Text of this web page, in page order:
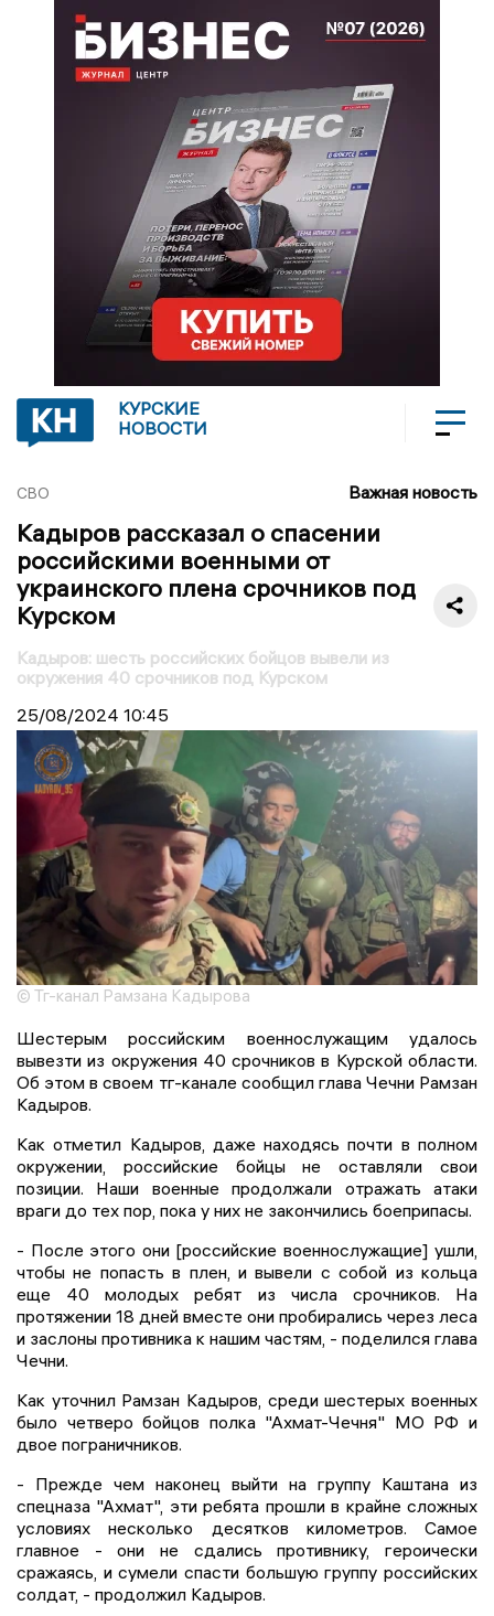
КУРСКИЕ
НОВОСТИ
СВО Важная новость
Кадыров рассказал о спасении
российскими военными от
украинского плена срочников под
Курском
Кадыров: шесть российских бойцов вывели из
окружения 40 срочников под Курском
25/08/2024 10:45
© Тг-канал Рамзана Кадырова
Шестерым российским военнослужащим удалось
вывезти из окружения 40 срочников в Курской области.
Об этом в своем тг-канале сообщил глава Чечни Рамзан
Кадыров.
Как отметил Кадыров, даже находясь почти в полном
окружении, российские бойцы не оставляли свои
позиции. Наши военные продолжали отражать атаки
враги до тех пор, пока у них не закончились боеприпасы.
- После этого они [российские военнослужащие] ушли,
чтобы не попасть в плен, и вывели с собой из кольца
еще 40 молодых ребят из числа срочников. На
протяжении 18 дней вместе они пробирались через леса
и заслоны противника к нашим частям, - поделился глава
Чечни.
Как уточнил Рамзан Кадыров, среди шестерых военных
было четверо бойцов полка "Ахмат-Чечня" МО РФ и
двое пограничников.
- Прежде чем наконец выйти на группу Каштана из
спецназа "Ахмат", эти ребята прошли в крайне сложных
условиях несколько десятков километров. Самое
главное - они не сдались противнику, героически
сражаясь, и сумели спасти большую группу российских
солдат, - продолжил Кадыров.